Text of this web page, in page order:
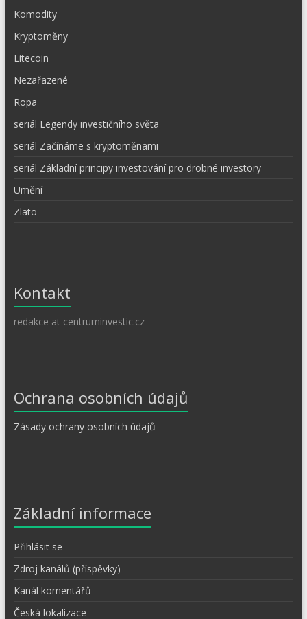
Komodity
Kryptoměny
Litecoin
Nezařazené
Ropa
seriál Legendy investičního světa
seriál Začínáme s kryptoměnami
seriál Základní principy investování pro drobné investory
Umění
Zlato
Kontakt
redakce at centruminvestic.cz
Ochrana osobních údajů
Zásady ochrany osobních údajů
Základní informace
Přihlásit se
Zdroj kanálů (příspěvky)
Kanál komentářů
Česká lokalizace